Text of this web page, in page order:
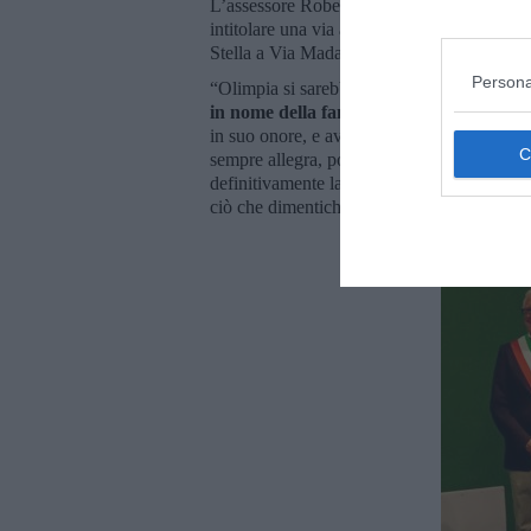
L’assessore Roberto Manzi, inoltre, ha
intitolare una via a Olimpia, e
Stella a Via Madama Letizia, nella zona
“Olimpia si sarebbe divertita molto se
in nome della famiglia a fine consiglio
in suo onore, e avrebbe detto: ‘in fondo
sempre allegra, positiva, aiutava sempre
definitivamente la sua storia. E vorrei
ciò che dimentichiamo”.